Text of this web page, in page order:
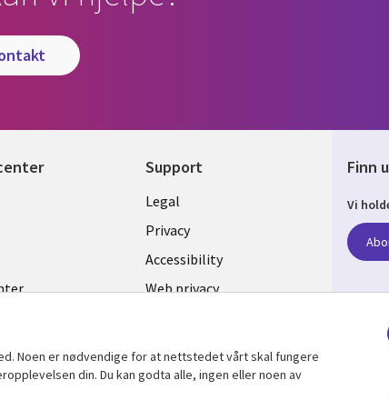
Support
Legal
NORWAY
Legal
Privacy
Accessibility
Web privacy
informasjonskapsler
Finn
Vi
følg
Noen er nødvendige for at nettstedet vårt skal fungere
din. Du kan godta alle, ingen eller noen av